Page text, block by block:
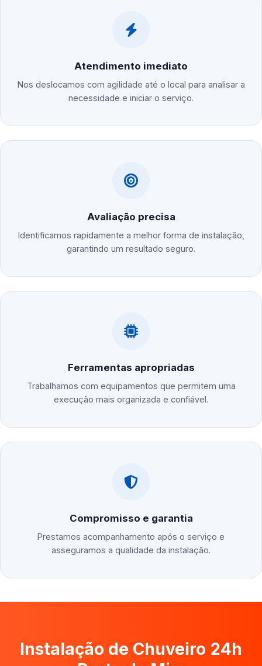
Atendimento imediato
Nos deslocamos com agilidade até o local para analisar a
necessidade e iniciar o serviço.
Avaliação precisa
Identificamos rapidamente a melhor forma de instalação,
garantindo um resultado seguro.
Ferramentas apropriadas
Trabalhamos com equipamentos que permitem uma
execução mais organizada e confiável.
Compromisso e garantia
Prestamos acompanhamento após o serviço e
asseguramos a qualidade da instalação.
Instalação de Chuveiro 24h